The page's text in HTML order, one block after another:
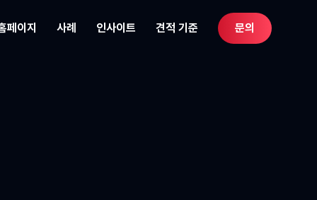
페이지 사례 인사이트 견적 기준 문의